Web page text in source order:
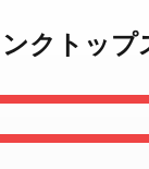
クトッ